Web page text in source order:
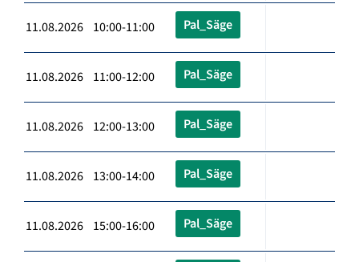
11.08.2026 10:00-11:00 Pal_Säge
11.08.2026 11:00-12:00 Pal_Säge
11.08.2026 12:00-13:00 Pal_Säge
11.08.2026 13:00-14:00 Pal_Säge
11.08.2026 15:00-16:00 Pal_Säge